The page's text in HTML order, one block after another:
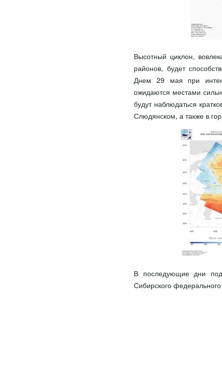
Высотный циклон,
районов, будет
Днем 29 мая при
ожидаются местами
будут наблюдаться
Слюдянском, а также в
В последующие дни
Сибирского федерального